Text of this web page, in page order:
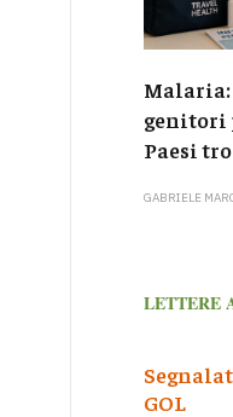
Malaria:
genitori
Paesi
GABRIELE
LETTERE
GOL